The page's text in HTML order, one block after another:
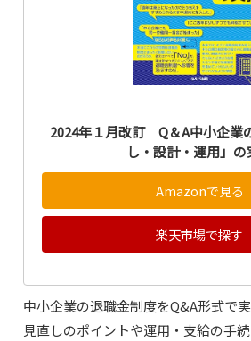
2024年１月改訂 Q＆A中小企業
し・設計・運用」の
Amazonで見る
楽天市場で探す
中小企業の退職金制度をQ&A形式で
見直しのポイントや運用・支給の手